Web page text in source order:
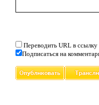
Переводить URL в ссылку
Подписаться на